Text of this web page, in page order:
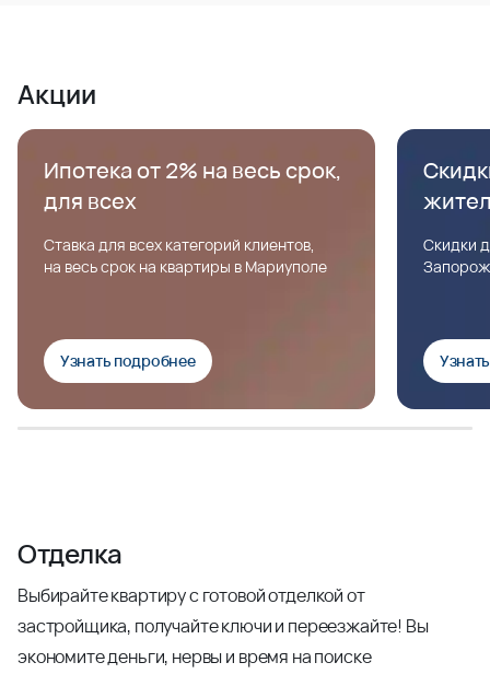
Акции
Ипотека от 2% на весь срок,
для всех
Ставка для всех категорий клиентов,
на весь срок на квартиры в Мариуполе
Узнать подробнее
Скидки
Отделка
Выбирайте квартиру с готовой отделкой от
застройщика, получайте ключи и переезжайте! Вы
экономите деньги, нервы и время на поиске